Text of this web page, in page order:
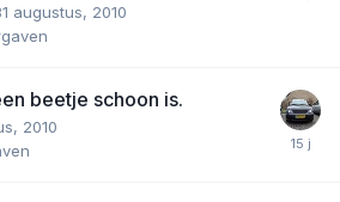
augustus, 2010
beetje schoon is.
2010